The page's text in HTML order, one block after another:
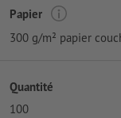
Papier
300 g/m² papier
Quantité
100